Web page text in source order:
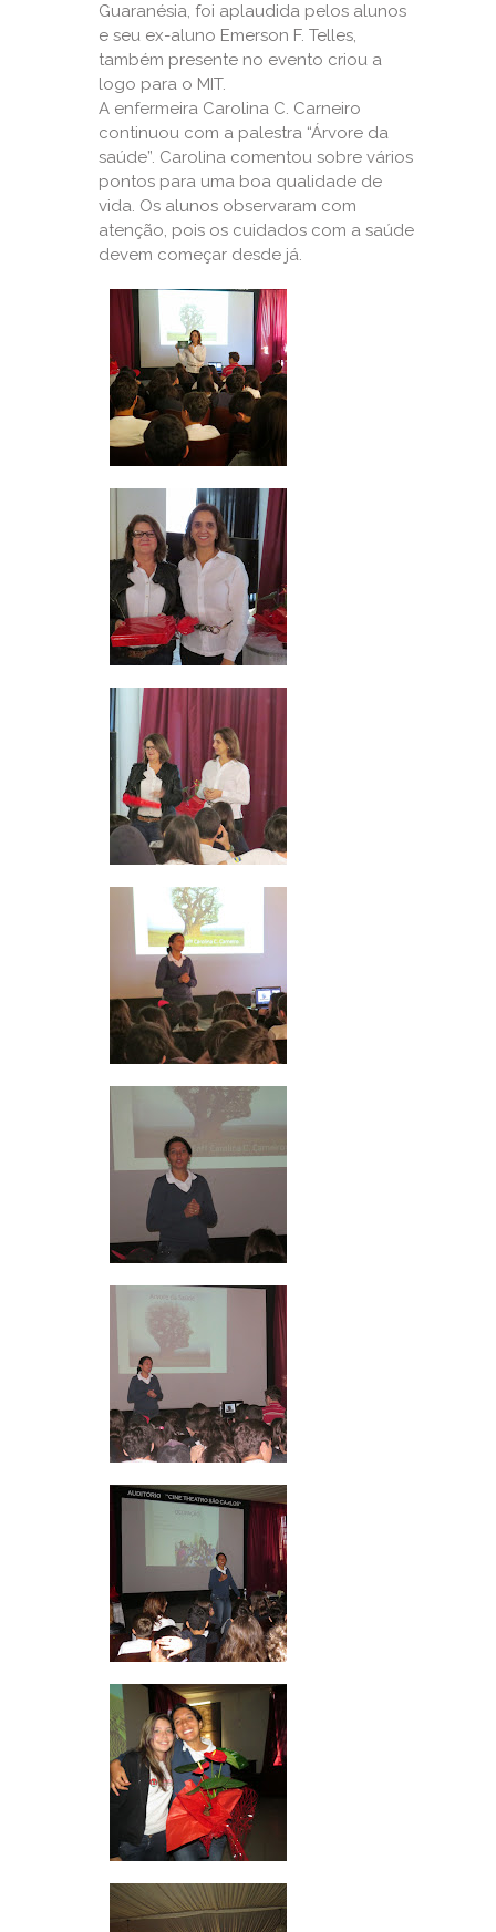
Guaranésia, foi aplaudida pelos alunos
e seu ex-aluno Emerson F. Telles,
também presente no evento criou a
logo para o MIT.
A enfermeira Carolina C. Carneiro
continuou com a palestra “Árvore da
saúde”. Carolina comentou sobre vários
pontos para uma boa qualidade de
vida. Os alunos observaram com
atenção, pois os cuidados com a saúde
devem começar desde já.